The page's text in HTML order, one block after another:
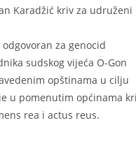
Karadžić kriv za udruženi
za genocid
sudskog vijeća O-Gon
opštinama u cilju
u pomenutim općinama
rea i actus reus.